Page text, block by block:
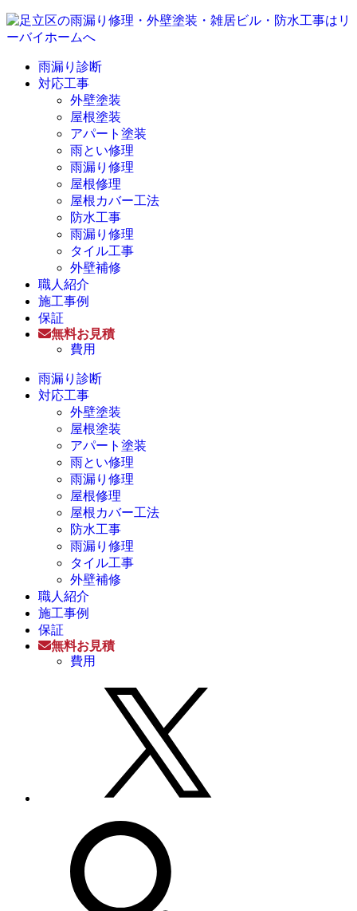
雨漏り診断
対応工事
外壁塗装
屋根塗装
アパート塗装
雨とい修理
雨漏り修理
屋根修理
屋根カバー工法
防水工事
雨漏り修理
タイル工事
外壁補修
職人紹介
施工事例
保証
無料お見積
費用
雨漏り診断
対応工事
外壁塗装
屋根塗装
アパート塗装
雨とい修理
雨漏り修理
屋根修理
屋根カバー工法
防水工事
雨漏り修理
タイル工事
外壁補修
職人紹介
施工事例
保証
無料お見積
費用